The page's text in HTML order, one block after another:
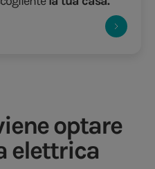
optare
elettrica